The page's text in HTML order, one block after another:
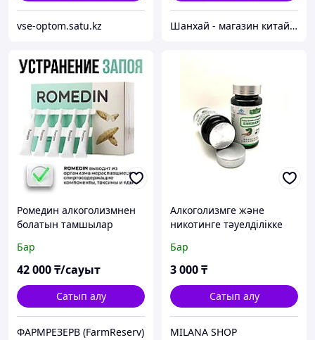
vse-optom.satu.kz Шанхай - магазин китайских лечебных препаратов
Ромедин алкоголизмнен
болатын тамшылар
Бар
42 000₸/сауыт
Сатып алу
ФАРМРЕЗЕРВ (FarmReserv)
Алкоголизмге және
никотинге тәуелділікке
капсулалары 60 капсула
Бар
3 000₸
Сатып алу
MILANA SHOP